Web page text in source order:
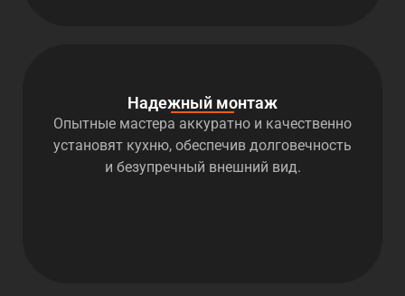
Надежный монтаж
Опытные мастера аккуратно и качественно
установят кухню, обеспечив долговечность
и безупречный внешний вид.